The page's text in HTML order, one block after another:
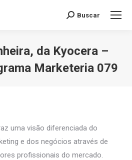
Search:
Buscar
da Kyocera –
Marketeria 079
uma visão diferenciada do
e dos negócios através de
profissionais do mercado.